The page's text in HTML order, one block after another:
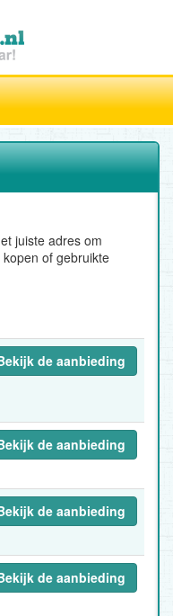
juiste adres om
of gebruikte
de aanbieding
de aanbieding
de aanbieding
de aanbieding